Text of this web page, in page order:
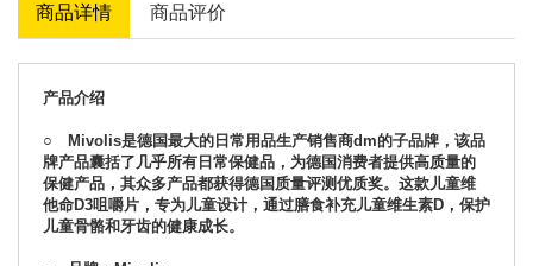
商品详情 商品评价
产品介绍
○ Mivolis是德国最大的日常用品生产销售商dm的子品牌，该品
牌产品囊括了几乎所有日常保健品，为德国消费者提供高质量的
保健产品，其众多产品都获得德国质量评测优质奖。这款 儿童维
他命D3咀嚼片，专为儿童设计，通过膳食补充儿童维生素D，保护
儿童骨骼和牙齿的健康成长。